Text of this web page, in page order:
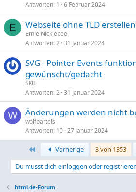
Antworten 1 6 Februar 2024
E Webseite ohne TLD erstellen
Ernie Nicklebee
Antworten 2 31 Januar 2024
SVG - Pointer-Events
gewünscht/gedacht
SKB
Antworten 2 31 Januar 2024
W Änderungen werden nicht
wolfbartels
Antworten 10 27 Januar 2024
Erste Vorherige 3 von 1353
Du musst dich einloggen oder
html.de-Forum